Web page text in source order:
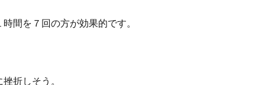
間を７回の方が効果的です。
折しそう。